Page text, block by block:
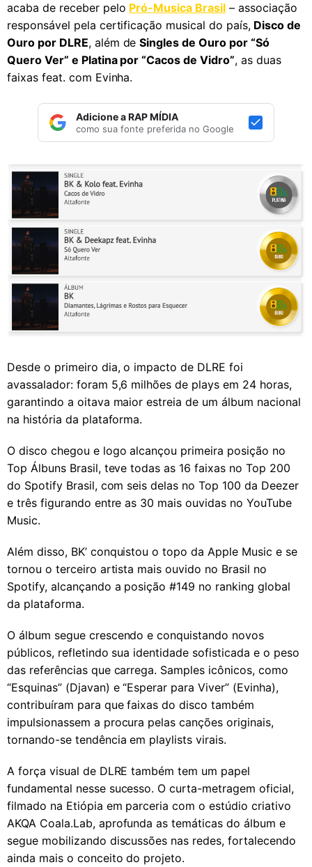
acaba de receber pelo Pró-Musica Brasil – associação
responsável pela certificação musical do país,Disco de
Ouro por DLRE, além deSingles de Ouro por “Só
Quero Ver” e Platina por “Cacos de Vidro”, as duas
faixas feat. com Evinha.
Adicione a RAP MÍDIA
como sua fonte preferida no Google
Desde o primeiro dia, o impacto de DLRE foi
avassalador: foram 5,6 milhões de plays em 24 horas,
garantindo a oitava maior estreia de um álbum nacional
na história da plataforma.
O disco chegou e logo alcançou primeira posição no
Top Álbuns Brasil, teve todas as 16 faixas no Top 200
do Spotify Brasil, com seis delas no Top 100 da Deezer
e três figurando entre as 30 mais ouvidas no YouTube
Music.
Além disso, BK’ conquistou o topo da Apple Music e se
tornou o terceiro artista mais ouvido no Brasil no
Spotify, alcançando a posição #149 no ranking global
da plataforma.
O álbum segue crescendo e conquistando novos
públicos, refletindo sua identidade sofisticada e o peso
das referências que carrega. Samples icônicos, como
“Esquinas” (Djavan) e “Esperar para Viver” (Evinha),
contribuíram para que faixas do disco também
impulsionassem a procura pelas canções originais,
tornando-se tendência em playlists virais.
A força visual de DLRE também tem um papel
fundamental nesse sucesso. O curta-metragem oficial,
filmado na Etiópia em parceria com o estúdio criativo
AKQA Coala.Lab, aprofunda as temáticas do álbum e
segue mobilizando discussões nas redes, fortalecendo
ainda mais o conceito do projeto.